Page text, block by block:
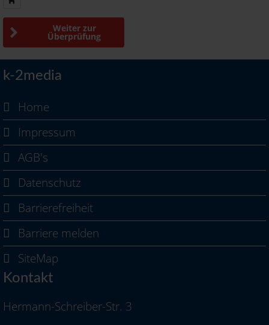
Weiter zur
Überprüfung
k-2media
Home
Impressum
AGB's
Datenschutz
Barrierefreiheit
Barriere melden
SiteMap
Kontakt
Hermann-Schreiber-Str. 3